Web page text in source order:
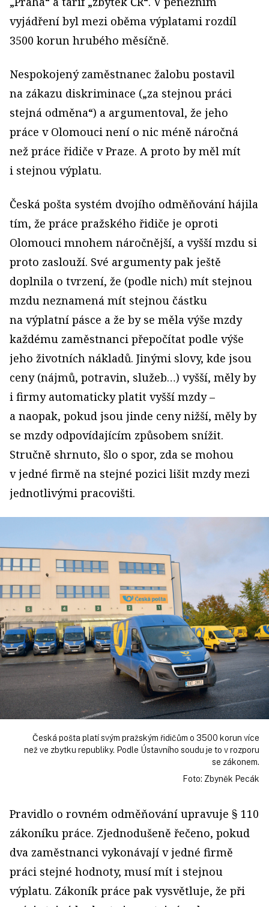
vyjádření byl mezi oběma výplatami rozdíl
3500 korun hrubého měsíčně.
Nespokojený zaměstnanec žalobu postavil
na zákazu diskriminace („za stejnou práci
stejná odměna“) a argu­mentoval, že jeho
práce v Olomouci není o nic méně náročná
než práce řidiče v Praze. A proto by měl mít
i stejnou výplatu.
Česká pošta systém dvojího odměňování hájila
tím, že práce pražského řidiče je oproti
Olomouci mnohem náročnější, a vyšší mzdu si
proto zaslouží. Své argumenty pak ještě
doplnila o tvrzení, že (podle nich) mít stejnou
mzdu neznamená mít stejnou částku
na výplatní pásce a že by se měla výše mzdy
každému zaměstnanci přepočítat podle výše
jeho životních nákladů. Jinými slovy, kde jsou
ceny (nájmů, potravin, služeb…) vyšší, měly by
i firmy automaticky platit vyšší mzdy –
a naopak, pokud jsou jinde ceny nižší, měly by
se mzdy odpovídajícím způsobem snížit.
Stručně shrnuto, šlo o spor, zda se mohou
v jedné firmě na stejné pozici lišit mzdy mezi
jednotlivými pracovišti.
Česká pošta platí svým pražským řidičům o 3500 korun více
než ve zbytku republiky. Podle Ústavního soudu je to v rozporu
se zákonem.
Foto: Zbyněk Pecák
Pravidlo o rovném odměňování upravuje § 110
zákoníku práce. Zjednodušeně řečeno, pokud
dva zaměstnanci vykonávají v jedné firmě
práci stejné hodnoty, musí mít i stejnou
výplatu. Zákoník práce pak vysvětluje, že při